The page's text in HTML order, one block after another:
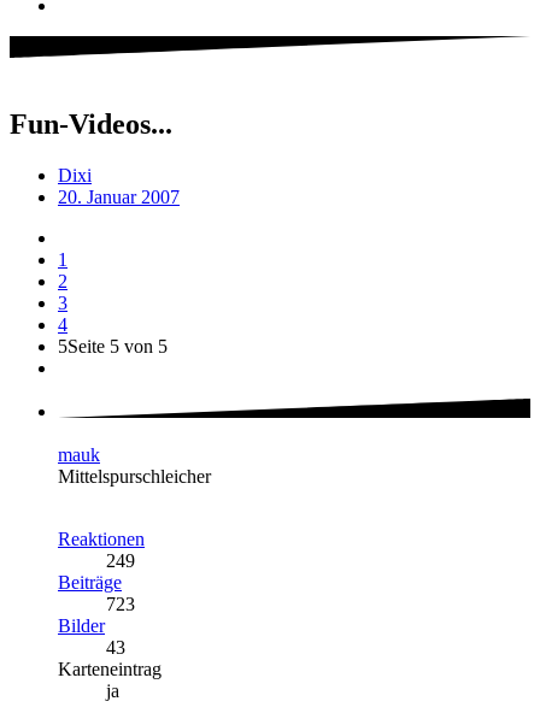
Fun-Videos...
Dixi
20. Januar 2007
1
2
3
4
5Seite 5 von 5
mauk
Mittelspurschleicher
Reaktionen
249
Beiträge
723
Bilder
43
Karteneintrag
ja